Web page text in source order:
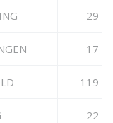
29
17
119
22